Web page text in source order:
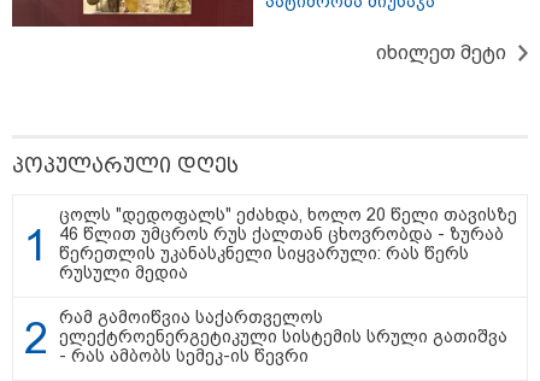
თბილისი - ბუდაპეშტი 942.70
იხილეთ მეტი
პოპულარული დღეს
ცოლს "დედოფალს" ეძახდა, ხოლო 20 წელი თავისზე
46 წლით უმცროს რუს ქალთან ცხოვრობდა - ზურაბ
წერეთლის უკანასკნელი სიყვარული: რას წერს
რუსული მედია
რამ გამოიწვია საქართველოს
ელექტროენერგეტიკული სისტემის სრული გათიშვა
- რას ამბობს სემეკ-ის წევრი